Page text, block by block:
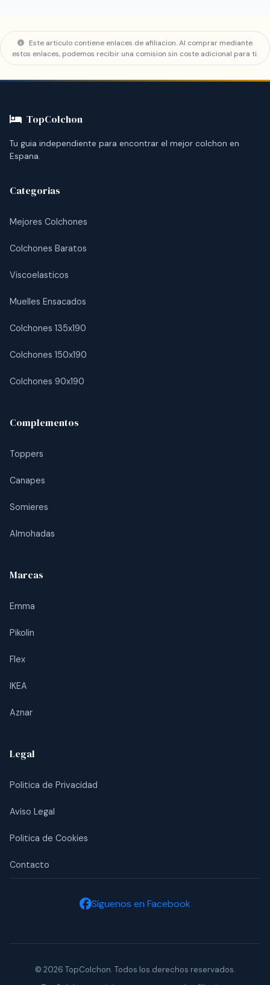
Este articulo contiene enlaces de afiliacion. Al comprar mediante
estos enlaces, podemos recibir una comision sin coste adicional para ti.
TopColchon
Tu guia independiente para encontrar el mejor colchon en
Espana.
Categorias
Mejores Colchones
Colchones Baratos
Viscoelasticos
Muelles Ensacados
Colchones 135x190
Colchones 150x190
Colchones 90x190
Complementos
Toppers
Canapes
Somieres
Almohadas
Marcas
Emma
Pikolin
Flex
IKEA
Aznar
Legal
Politica de Privacidad
Aviso Legal
Politica de Cookies
Contacto
Síguenos en Facebook
© 2026 TopColchon. Todos los derechos reservados.